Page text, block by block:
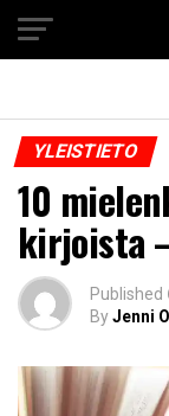
YLEISTIETO
10
kirjoista
Published
ByJenni